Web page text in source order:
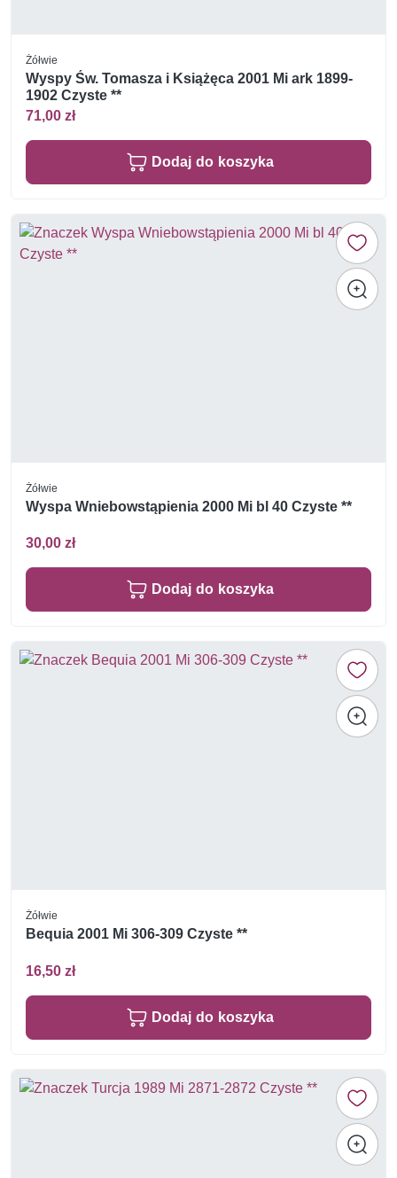
Żółwie
Wyspy Św. Tomasza i Książęca 2001 Mi ark 1899-
1902 Czyste **
71,00 zł
Dodaj do koszyka
Żółwie
Wyspa Wniebowstąpienia 2000 Mi bl 40 Czyste **
30,00 zł
Dodaj do koszyka
Żółwie
Bequia 2001 Mi 306-309 Czyste **
16,50 zł
Dodaj do koszyka